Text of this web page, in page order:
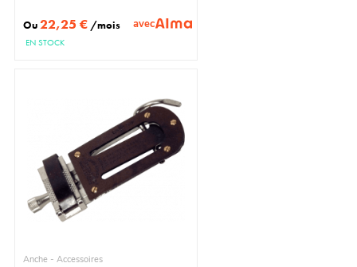
Ou22,25 € /mois avec
EN STOCK
Anche - Accessoires